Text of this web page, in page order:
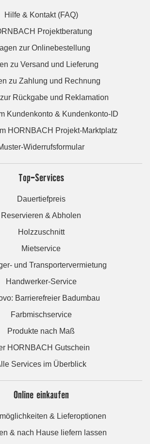
Hilfe & Kontakt (FAQ)
Projektberatung
zur Onlinebestellung
zu Versand und Lieferung
zu Zahlung und Rechnung
Rückgabe und Reklamation
Kundenkonto & Kundenkonto-ID
HORNBACH Projekt-Marktplatz
Widerrufsformular
Top-Services
Dauertiefpreis
Reservieren & Abholen
Holzzuschnitt
Mietservice
und Transportervermietung
Handwerker-Service
Barrierefreier Badumbau
Farbmischservice
Produkte nach Maß
HORNBACH Gutschein
Services im Überblick
Online einkaufen
& Lieferoptionen
& nach Hause liefern lassen